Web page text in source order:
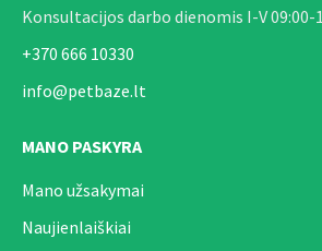
Konsultacijos darbo dienomis I-V 09:00-
+370 666 10330
info@petbaze.lt
MANO PASKYRA
Mano užsakymai
Naujienlaiškiai